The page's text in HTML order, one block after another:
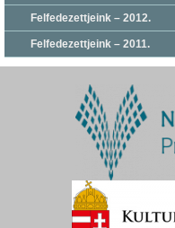
Felfedezettjeink – 2012.
Felfedezettjeink – 2011.